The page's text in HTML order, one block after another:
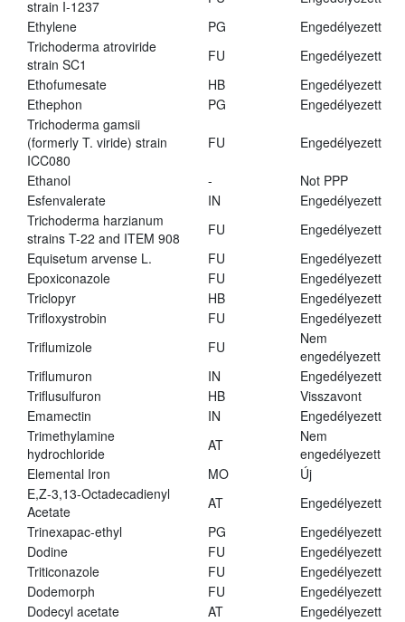
strain I-1237
Ethylene
PG
Engedélyezett
Trichoderma atroviride
strain SC1
FU
Engedélyezett
Ethofumesate
HB
Engedélyezett
Ethephon
PG
Engedélyezett
Trichoderma gamsii
(formerly T. viride) strain
ICC080
FU Engedélyezett
Ethanol -
Not PPP
Esfenvalerate
IN
Engedélyezett
Trichoderma harzianum
strains T-22 and ITEM 908
FU
Engedélyezett
Equisetum arvense L.
FU
Engedélyezett
Epoxiconazole
FU
Engedélyezett
Triclopyr
HB
Engedélyezett
Trifloxystrobin
FU
Engedélyezett
Triflumizole
FU
Nem
engedélyezett
Triflumuron
IN
Engedélyezett
Triflusulfuron
HB
Visszavont
Emamectin
IN
Engedélyezett
Trimethylamine
hydrochloride
AT
Nem
engedélyezett
Elemental Iron
MO
Új
E,Z-3,13-Octadecadienyl
Acetate
AT
Engedélyezett
Trinexapac-ethyl
PG
Engedélyezett
Dodine
FU
Engedélyezett
Triticonazole
FU
Engedélyezett
Dodemorph
FU
Engedélyezett
Dodecyl acetate
AT Engedélyezett